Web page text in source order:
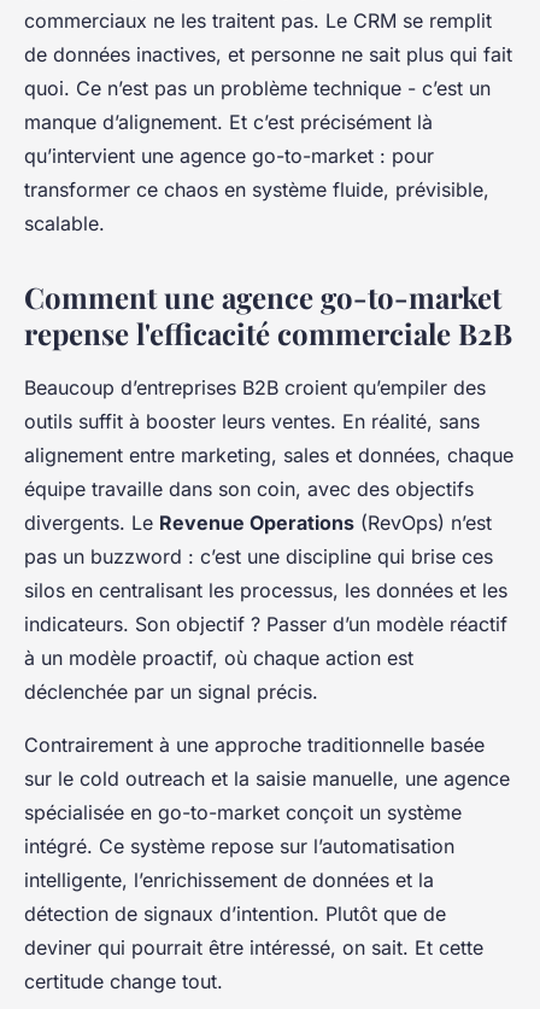
Meissa•24/04/2026 08:35•8 min de lecture
commerciaux ne les traitent pas. Le CRM se remplit
de données inactives, et personne ne sait plus qui fait
quoi. Ce n’est pas un problème technique - c’est un
manque d’alignement. Et c’est précisément là
qu’intervient une agence go-to-market : pour
transformer ce chaos en système fluide, prévisible,
scalable.
Comment une agence go-to-market
repense l'efficacité commerciale B2B
Beaucoup d’entreprises B2B croient qu’empiler des
outils suffit à booster leurs ventes. En réalité, sans
alignement entre marketing, sales et données, chaque
équipe travaille dans son coin, avec des objectifs
divergents. Le Revenue Operations (RevOps) n’est
pas un buzzword : c’est une discipline qui brise ces
silos en centralisant les processus, les données et les
indicateurs. Son objectif ? Passer d’un modèle réactif
à un modèle proactif, où chaque action est
déclenchée par un signal précis.
Contrairement à une approche traditionnelle basée
sur le cold outreach et la saisie manuelle, une agence
spécialisée en go-to-market conçoit un système
intégré. Ce système repose sur l’automatisation
intelligente, l’enrichissement de données et la
détection de signaux d’intention. Plutôt que de
deviner qui pourrait être intéressé, on sait. Et cette
certitude change tout.